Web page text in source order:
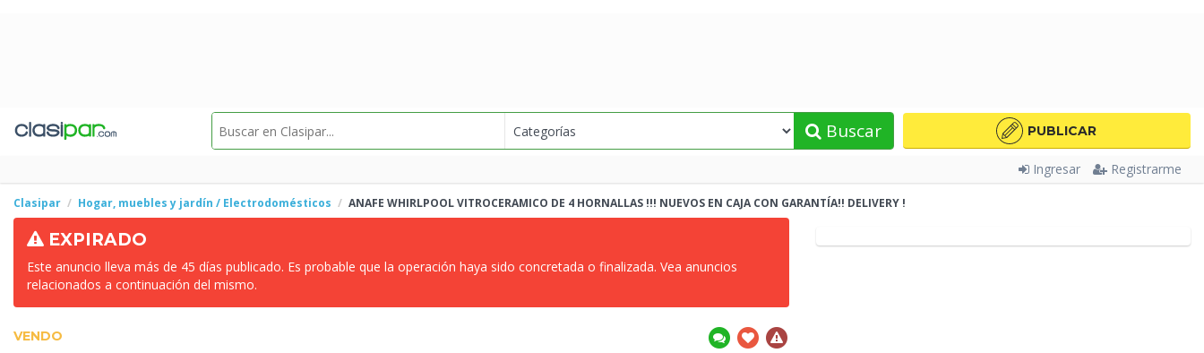
Buscar PUBLICAR
Ingresar Registrarme
Clasipar Hogar, muebles y jardín / Electrodomésticos ANAFE WHIRLPOOL VITROCERAMICO DE 4 HORNALLAS !!! NUEVOS EN CAJA CON GARANTÍA!! DELIVERY !
EXPIRADO
Este anuncio lleva más de 45 días publicado. Es probable que la operación haya sido concretada o finalizada. Vea anuncios
relacionados a continuación del mismo.
VENDO